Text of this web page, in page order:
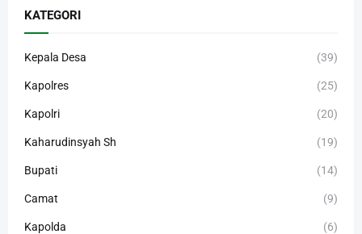
KATEGORI
Kepala Desa (39)
Kapolres (25)
Kapolri (20)
Kaharudinsyah Sh (19)
Bupati (14)
Camat (9)
Kapolda (6)